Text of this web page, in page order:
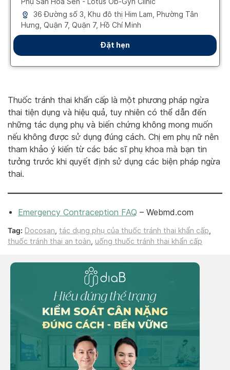
Thuốc tránh thai khẩn cấp là một phương pháp ngừa
thai tiện dụng và hiệu quả, tuy nhiên có thể dẫn đến
những tác dụng phụ và biến chứng không mong muốn
nếu không được sử dụng đúng cách. Chị em phụ nữ nên
tham khảo ý kiến từ các bác sĩ phụ khoa mà bạn tin
tưởng trước khi quyết định sử dụng các biện pháp ngừa
thai.
Emergency Contraception FAQ – Webmd.com
Tag: Docosan tác dụng phụ của thuốc tránh thai khẩn cấp
thuốc tránh thai an toàn
uống thuốc tránh thai khẩn cấp